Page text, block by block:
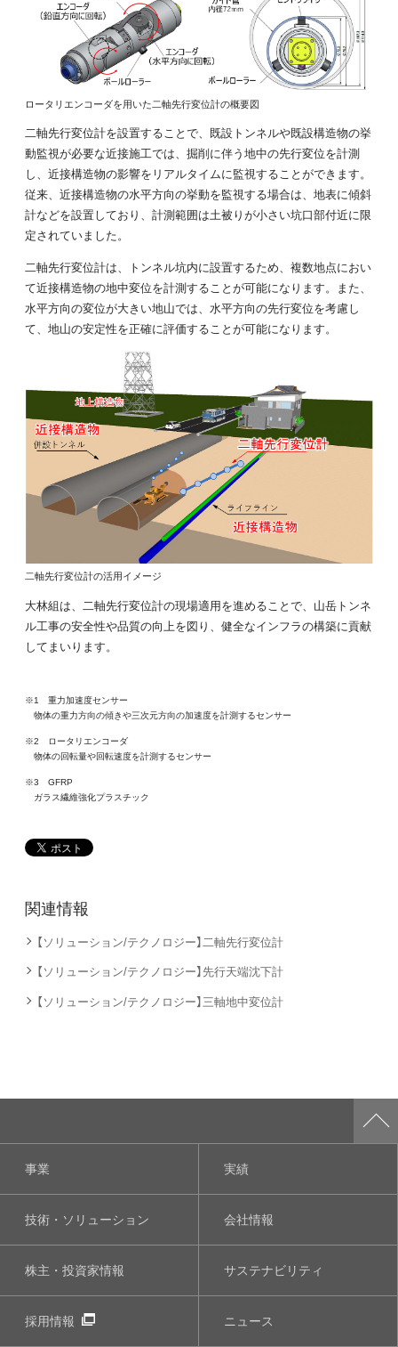
ロータリエンコーダを用いた二軸先行変位計の概要図
二軸先行変位計を設置することで、既設トンネルや既設構造物の挙
動監視が必要な近接施工では、掘削に伴う地中の先行変位を計測
し、近接構造物の影響をリアルタイムに監視することができます。
従来、近接構造物の水平方向の挙動を監視する場合は、地表に傾斜
計などを設置しており、計測範囲は土被りが小さい坑口部付近に限
定されていました。
二軸先行変位計は、トンネル坑内に設置するため、複数地点におい
て近接構造物の地中変位を計測することが可能になります。また、
水平方向の変位が大きい地山では、水平方向の先行変位を考慮し
て、地山の安定性を正確に評価することが可能になります。
二軸先行変位計の活用イメージ
大林組は、二軸先行変位計の現場適用を進めることで、山岳トンネ
ル工事の安全性や品質の向上を図り、健全なインフラの構築に貢献
してまいります。
※1 重力加速度センサー
物体の重力方向の傾きや三次元方向の加速度を計測するセンサー
※2 ロータリエンコーダ
物体の回転量や回転速度を計測するセンサー
※3 GFRP
ガラス繊維強化プラスチック
関連情報
【ソリューション/テクノロジー】二軸先行変位計
【ソリューション/テクノロジー】先行天端沈下計
【ソリューション/テクノロジー】三軸地中変位計
事業 実績
技術・ソリューション 会社情報
株主・投資家情報 サステナビリティ
採用情報 ニュース